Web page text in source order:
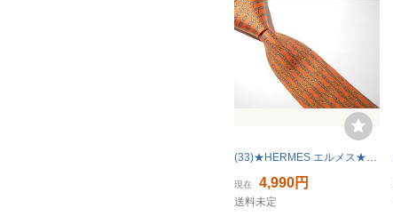
(33)★HERMES エルメス★ネクタイ/5 新品同様品
現在 4,990円
送料未定